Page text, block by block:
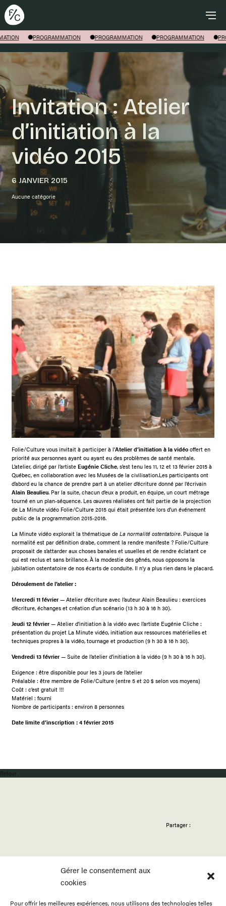
Gérer le consentement aux
cookies
Pour offrir les meilleures expériences, nous utilisons des technologies telles
PROGRAMMATION PROGRAMMATION PROGRAMMATION
Rechercher
Invitation : Atelier
d’initiation à la
vidéo 2015
6 JANVIER 2015
Aucune catégorie
Folie/Culture vous invitait à participer à l’Atelier d’initiation à la vidéo offert en
priorité aux personnes ayant ou ayant eu des problèmes de santé mentale.
L’atelier, dirigé par l’artisteEugénie Cliche, s’est tenu les 11, 12 et 13 février 2015 à
Québec, en collaboration avec les Musées de la civilisation.Les participants ont
d’abord eu la chance de prendre part à un atelier d’écriture donné par l’écrivain
Alain Beaulieu. Par la suite, chacun d’eux a produit, en équipe, un court métrage
tourné en un plan-séquence. Les œuvres réalisées ont fait partie de la projection
de La Minute vidéo Folie/Culture 2015 qui était présentée lors d’un événement
public de la programmation 2015-2016.
La Minute vidéo explorait la thématique deLa normalité ostentatoire. Puisque la
normalité est par définition drabe, comment la rendre manifeste ? Folie/Culture
proposait de s’attarder aux choses banales et usuelles et de rendre éclatant ce
qui est reclus et sans brillance. À la modestie des gênés, nous opposons la
jubilation ostentatoire de nos écarts de conduite. Il n’y a plus rien dans le placard.
Déroulement de l’atelier :
Mercredi 11 février— Atelier d’écriture avec l’auteur Alain Beaulieu : exercices
d’écriture, échanges et création d’un scénario (13 h 30 à 16 h 30).
Jeudi 12 février— Atelier d’initiation à la vidéo avec l’artiste Eugénie Cliche :
présentation du projet La Minute vidéo, initiation aux ressources matérielles et
techniques propres à la vidéo, tournage et production (9 h 30 à 16 h 30).
Vendredi 13 février— Suite de l’atelier d’initiation à la vidéo (9 h 30 à 16 h 30).
Exigence : être disponible pour les 3 jours de l’atelier
Préalable : être membre de Folie/Culture (entre 5 et 20 $ selon vos moyens)
Coût : c’est gratuit !!!
Matériel : fourni
Nombre de participants : environ 8 personnes
Date limite d’inscription : 4 février 2015
Retour
Partager :